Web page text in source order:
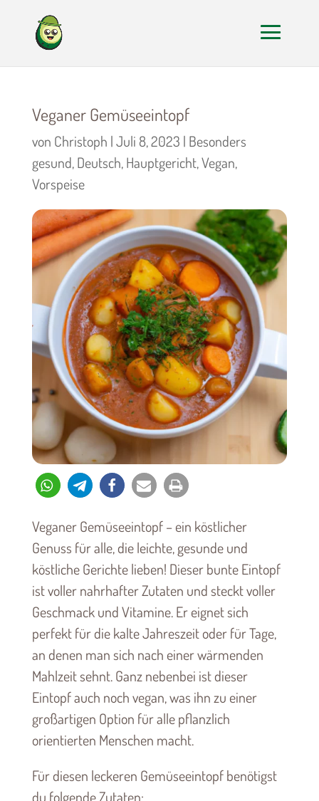
Veganer Gemüseeintopf
von Christoph |Juli 8, 2023 | Besonders
gesund,Deutsch,Hauptgericht,Vegan,
Vorspeise
Veganer Gemüseeintopf – ein köstlicher
Genuss für alle, die leichte, gesunde und
köstliche Gerichte lieben! Dieser bunte Eintopf
ist voller nahrhafter Zutaten und steckt voller
Geschmack und Vitamine. Er eignet sich
perfekt für die kalte Jahreszeit oder für Tage,
an denen man sich nach einer wärmenden
Mahlzeit sehnt. Ganz nebenbei ist dieser
Eintopf auch noch vegan, was ihn zu einer
großartigen Option für alle pflanzlich
orientierten Menschen macht.
Für diesen leckeren Gemüseeintopf benötigst
du folgende Zutaten: